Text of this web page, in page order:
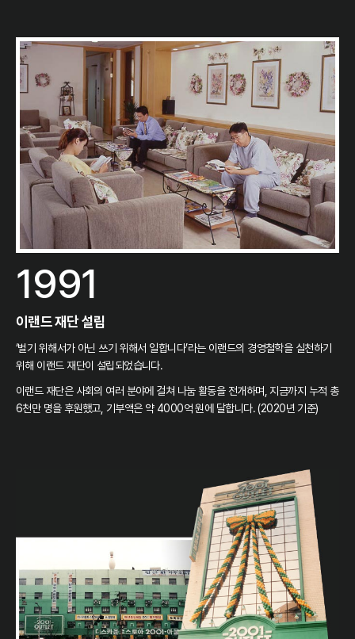
1991
이랜드 재단 설립
‘벌기 위해서가 아닌 쓰기 위해서 일합니다’라는 이랜드의 경영철학을 실천하기
위해 이랜드 재단이 설립되었습니다.
이랜드 재단은 사회의 여러 분야에 걸쳐 나눔 활동을 전개하며, 지금까지 누적 총
6천만 명을 후원했고, 기부액은 약 4000억 원에 달합니다. (2020년 기준)